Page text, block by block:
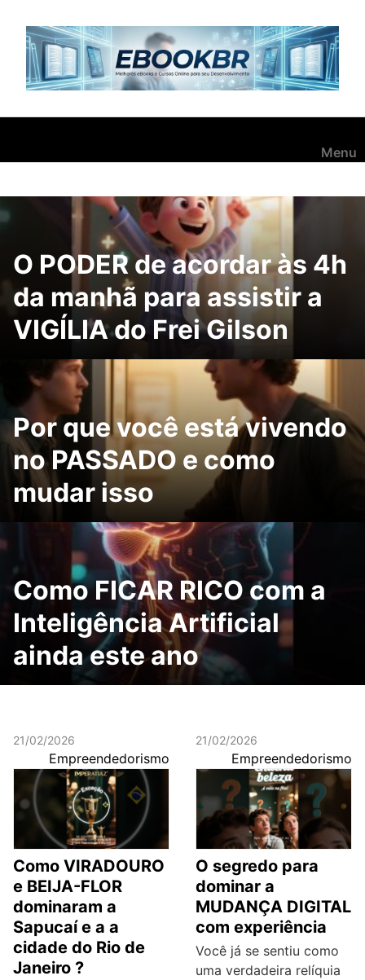
para
conteúdo
Menu
O PODER de acordar às 4h
da manhã para assistir a
VIGÍLIA do Frei Gilson
Por que você está vivendo
no PASSADO e como
mudar isso
Como FICAR RICO com a
Inteligência Artificial
ainda este ano
21/02/2026
Empreendedorismo
Como VIRADOURO
e BEIJA-FLOR
dominaram a
Sapucaí e a a
cidade do Rio de
Janeiro ?
21/02/2026
Empreendedorismo
O segredo para
dominar a
MUDANÇA DIGITAL
com experiência
Você já se sentiu como
uma verdadeira relíquia